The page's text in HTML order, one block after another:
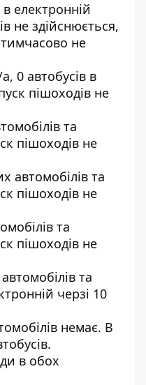
в електронній
не здійснюється,
не
0 автобусів в
пішоходів не
та
пішоходів не
автомобілів та
пішоходів не
та
пішоходів не
та
черзі 10
немає. В
в обох